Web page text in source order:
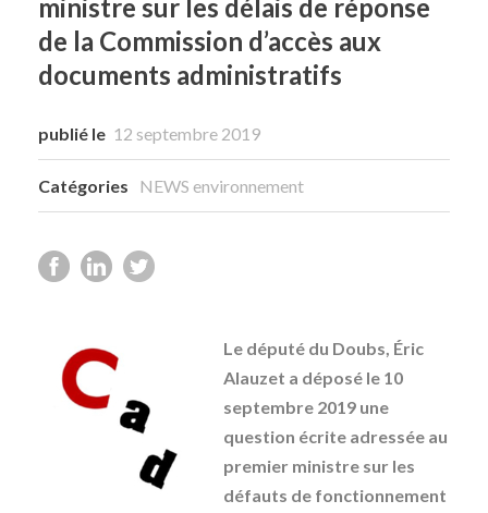
ministre sur les délais de réponse
de la Commission d’accès aux
documents administratifs
publié le 12 septembre 2019
Catégories NEWS environnement
Le député du Doubs, Éric
Alauzet a déposé le 10
septembre 2019 une
question écrite adressée au
premier ministre sur les
défauts de fonctionnement